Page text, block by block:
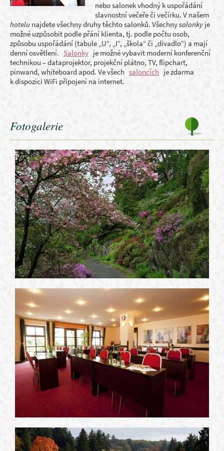
nebo salonek vhodný k uspořádání
slavnostní večeře či večírku. V našem
hotelu najdete všechny druhy těchto salonků. Všechnysalonky je
možné uzpůsobit podle přání klienta, tj. podle počtu osob,
způsobu uspořádání (tabule „U“, „I“, „škola“ či „divadlo“) a mají
denní osvětlení. Salonky je možné vybavit moderní konferenční
technikou – dataprojektor, projekční plátno, TV, flipchart,
pinwand, whiteboard apod. Ve všech saloncích je zdarma
k dispozici WiFi připojení na internet.
Fotogalerie